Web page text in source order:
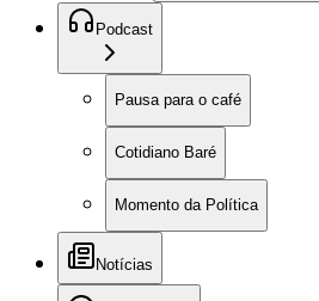
Podcast
Pausa para o café
Cotidiano Baré
Momento da Política
Notícias